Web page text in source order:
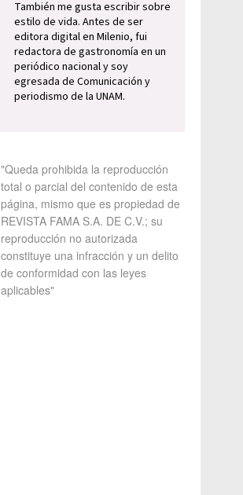
También me gusta escribir sobre
estilo de vida. Antes de ser
editora digital en Milenio, fui
redactora de gastronomía en un
periódico nacional y soy
egresada de Comunicación y
periodismo de la UNAM.
"Queda prohibida la reproducción
total o parcial del contenido de esta
página, mismo que es propiedad de
REVISTA FAMA S.A. DE C.V.; su
reproducción no autorizada
constituye una infracción y un delito
de conformidad con las leyes
aplicables"